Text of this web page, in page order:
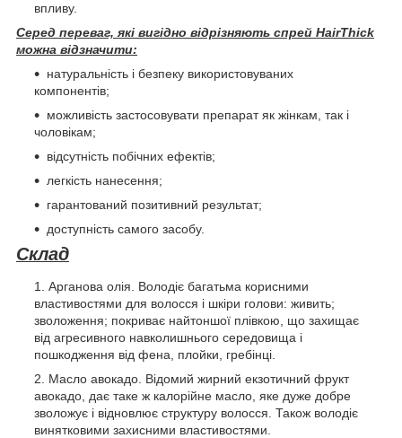
впливу.
Серед переваг, які вигідно відрізняють спрей HairThick
можна відзначити:
натуральність і безпеку використовуваних
компонентів;
можливість застосовувати препарат як жінкам, так і
чоловікам;
відсутність побічних ефектів;
легкість нанесення;
гарантований позитивний результат;
доступність самого засобу.
Склад
Арганова олія. Володіє багатьма корисними
властивостями для волосся і шкіри голови: живить;
зволоження; покриває найтоншої плівкою, що захищає
від агресивного навколишнього середовища і
пошкодження від фена, плойки, гребінці.
Масло авокадо. Відомий жирний екзотичний фрукт
авокадо, дає таке ж калорійне масло, яке дуже добре
зволожує і відновлює структуру волосся. Також володіє
винятковими захисними властивостями.